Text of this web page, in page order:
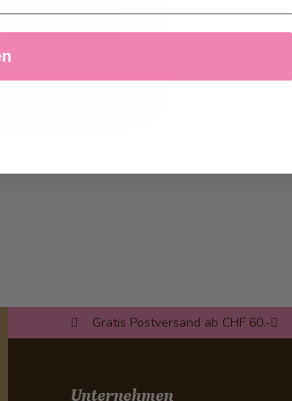
Gratis Postversand ab CHF 60.-
Unternehmen
anpassen